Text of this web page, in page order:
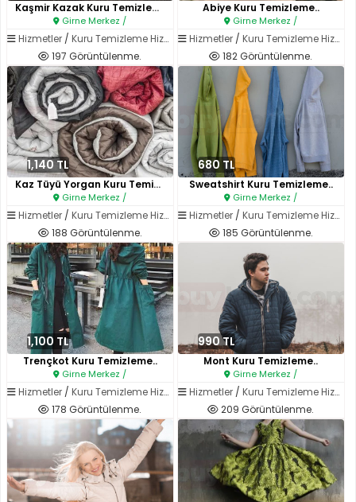
Kaşmir Kazak Kuru Temizleme..
Girne Merkez /
Hizmetler / Kuru Temizleme Hizmetleri
197 Görüntülenme.
Abiye Kuru Temizleme..
Girne Merkez /
Hizmetler/ Kuru Temizleme Hizmetleri
182 Görüntülenme.
1,140 TL
Kaz Tüyü Yorgan Kuru Temizleme..
Girne Merkez /
Hizmetler / Kuru Temizleme Hizmetleri
188 Görüntülenme.
680 TL
Sweatshirt Kuru Temizleme..
Girne Merkez /
Hizmetler/ Kuru Temizleme Hizmetleri
185 Görüntülenme.
1,100 TL
Trençkot Kuru Temizleme..
Girne Merkez /
Hizmetler / Kuru Temizleme Hizmetleri
178 Görüntülenme.
990 TL
Mont Kuru Temizleme..
Girne Merkez /
Hizmetler/ Kuru Temizleme Hizmetleri
209 Görüntülenme.